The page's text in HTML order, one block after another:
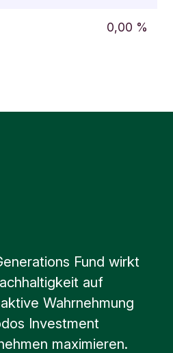
0,00 %
Fund wirkt
auf
Wahrnehmung
Investment
maximieren.